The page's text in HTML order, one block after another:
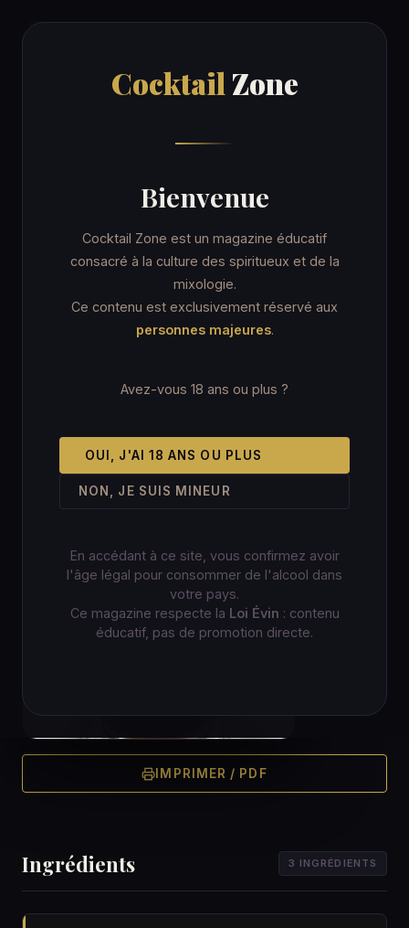
Cocktail Zone
Bienvenue
Cocktail Zone est un magazine éducatif
consacré à la culture des spiritueux et de la
mixologie.
Ce contenu est exclusivement réservé aux
personnes majeures.
Avez-vous 18 ans ou plus ?
OUI, J'AI 18 ANS OU PLUS
NON, JE SUIS MINEUR
En accédant à ce site, vous confirmez avoir
l'âge légal pour consommer de l'alcool dans
votre pays.
Ce magazine respecte la Loi Évin : contenu
éducatif, pas de promotion directe.
CocktailZone
7 min Coffee Mug ★☆☆ Facile
IMPRIMER / PDF
Ingrédients 3 INGRÉDIENTS